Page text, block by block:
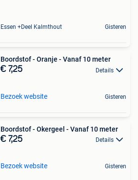
Essen +Deel Kalmthout Gisteren
Boordstof - Oranje - Vanaf 10 meter
€ 7,25 Details
Bezoek website Gisteren
Boordstof - Okergeel - Vanaf 10 meter
€ 7,25 Details
Bezoek website Gisteren